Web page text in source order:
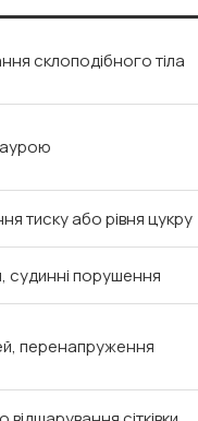
склоподібного тіла
тиску або рівня цукру
судинні порушення
перенапруження